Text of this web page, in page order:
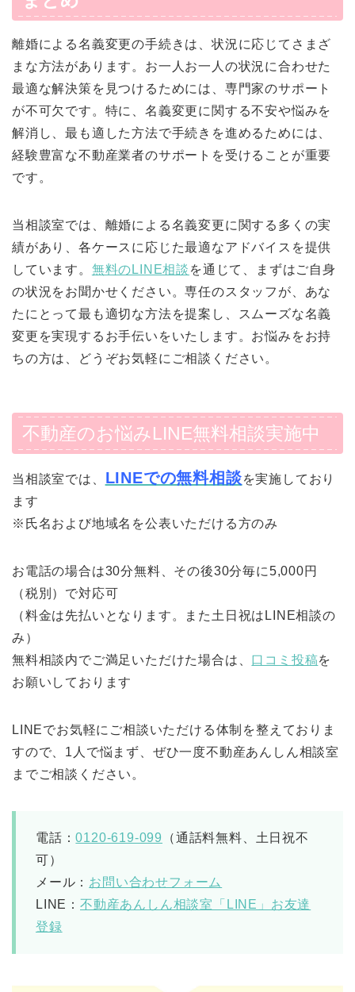
離婚による名義変更の手続きは、状況に応じてさまざ
まな方法があります。お一人お一人の状況に合わせた
最適な解決策を見つけるためには、専門家のサポート
が不可欠です。特に、名義変更に関する不安や悩みを
解消し、最も適した方法で手続きを進めるためには、
経験豊富な不動産業者のサポートを受けることが重要
です。
当相談室では、離婚による名義変更に関する多くの実
績があり、各ケースに応じた最適なアドバイスを提供
しています。 無料のLINE相談 を通じて、まずはご自身
の状況をお聞かせください。専任のスタッフが、あな
たにとって最も適切な方法を提案し、スムーズな名義
変更を実現するお手伝いをいたします。お悩みをお持
ちの方は、どうぞお気軽にご相談ください。
不動産のお悩みLINE無料相談実施中
当相談室では、 LINEでの無料相談を実施しており
ます
※氏名および地域名を公表いただける方のみ
お電話の場合は30分無料、その後30分毎に5,000円
（税別）で対応可
（料金は先払いとなります。また土日祝はLINE相談の
み）
無料相談内でご満足いただけた場合は、 口コミ投稿を
お願いしております
LINEでお気軽にご相談いただける体制を整えておりま
すので、1人で悩まず、ぜひ一度不動産あんしん相談室
までご相談ください。
電話：0120-619-099
（通話料無料、土日祝不
可）
メール： お問い合わせフォーム
LINE： 不動産あんしん相談室「LINE」お友達
登録